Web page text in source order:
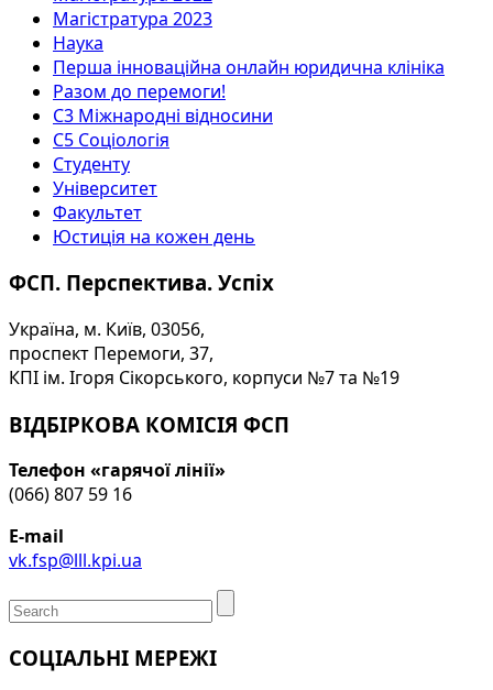
Магістратура 2023
Наука
Перша інноваційна онлайн юридична клініка
Разом до перемоги!
С3 Міжнародні відносини
С5 Соціологія
Студенту
Університет
Факультет
Юстиція на кожен день
ФСП. Перспектива. Успіх
Україна, м. Київ, 03056,
проспект Перемоги, 37,
КПІ ім. Ігоря Сікорського, корпуси №7 та №19
ВІДБІРКОВА КОМІСІЯ ФСП
Телефон «гарячої лінії»
(066) 807 59 16
E-mail
vk.fsp@lll.kpi.ua
СОЦІАЛЬНІ МЕРЕЖІ